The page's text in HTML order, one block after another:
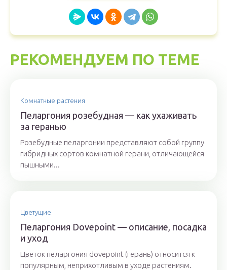
РЕКОМЕНДУЕМ ПО ТЕМЕ
Комнатные растения
Пеларгония розебудная — как ухаживать
за геранью
Розебудные пеларгонии представляют собой группу
гибридных сортов комнатной герани, отличающейся
пышными...
Цветущие
Пеларгония Dovepoint — описание, посадка
и уход
Цветок пеларгония dovepoint (герань) относится к
популярным, неприхотливым в уходе растениям.